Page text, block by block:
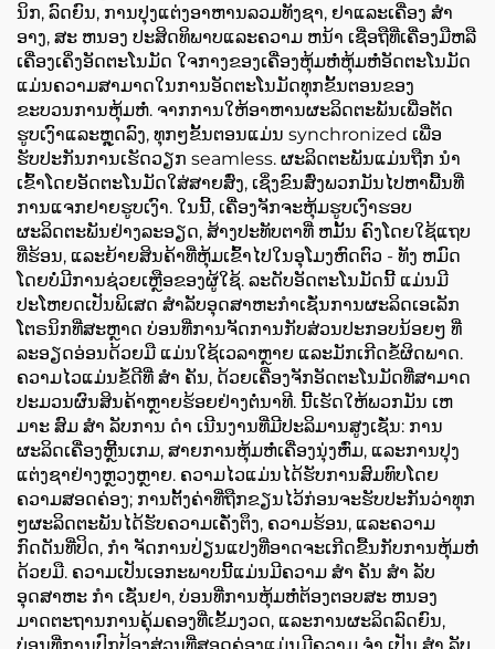
ນິກ, ລົດຍົນ, ການປຸງແຕ່ງອາຫານລວມທັງຊາ, ຢາແລະເຄື່ອງ ສໍາ
ອາງ, ສະ ຫນອງ ປະສິດທິພາບແລະຄວາມ ຫນ້າ ເຊື່ອຖືທີ່ເຄື່ອງມືຫລື
ເຄື່ອງເຄິ່ງອັດຕະໂນມັດ ໃຈກາງຂອງເຄື່ອງຫຸ້ມຫໍ່ຫຸ້ມຫໍ່ອັດຕະໂນມັດ
ແມ່ນຄວາມສາມາດໃນການອັດຕະໂນມັດທຸກຂັ້ນຕອນຂອງ
ຂະບວນການຫຸ້ມຫໍ່. ຈາກການໃຫ້ອາຫານຜະລິດຕະພັນເພື່ອຕັດ
ຮູບເງົາແລະຫຼຸດລົງ, ທຸກໆຂັ້ນຕອນແມ່ນ synchronized ເພື່ອ
ຮັບປະກັນການເຮັດວຽກ seamless. ຜະລິດຕະພັນແມ່ນຖືກ ນໍາ
ເຂົ້າໂດຍອັດຕະໂນມັດໃສ່ສາຍສົ່ງ, ເຊິ່ງຂົນສົ່ງພວກມັນໄປຫາພື້ນທີ່
ການແຈກຢາຍຮູບເງົາ. ໃນນີ້, ເຄື່ອງຈັກຈະຫຸ້ມຮູບເງົາຮອບ
ຜະລິດຕະພັນຢ່າງລະອຽດ, ສ້າງປະທັບຕາທີ່ ຫມັ້ນ ຄົງໂດຍໃຊ້ແຖບ
ທີ່ຮ້ອນ, ແລະຍ້າຍສິນຄ້າທີ່ຫຸ້ມເຂົ້າໄປໃນອຸໂມງຫົດຕົວ - ທັງ ຫມົດ
ໂດຍບໍ່ມີການຊ່ວຍເຫຼືອຂອງຜູ້ໃຊ້. ລະດັບອັດຕະໂນມັດນີ້ ແມ່ນມີ
ປະໂຫຍດເປັນພິເສດ ສໍາລັບອຸດສາຫະກໍາເຊັ່ນການຜະລິດເອເລັກ
ໂຕຣນິກທີ່ສະຫຼາດ ບ່ອນທີ່ການຈັດການກັບສ່ວນປະກອບນ້ອຍໆ ທີ່
ລະອຽດອ່ອນດ້ວຍມື ແມ່ນໃຊ້ເວລາຫຼາຍ ແລະມັກເກີດຂໍ້ຜິດພາດ.
ຄວາມໄວແມ່ນຂໍ້ດີທີ່ ສໍາ ຄັນ, ດ້ວຍເຄື່ອງຈັກອັດຕະໂນມັດທີ່ສາມາດ
ປະມວນຜົນສິນຄ້າຫຼາຍຮ້ອຍຢ່າງຕໍ່ນາທີ. ນີ້ເຮັດໃຫ້ພວກມັນ ເຫ
ມາະ ສົມ ສໍາ ລັບການ ດໍາ ເນີນງານທີ່ມີປະລິມານສູງເຊັ່ນ: ການ
ຜະລິດເຄື່ອງຫຼີ້ນເກມ, ສາຍການຫຸ້ມຫໍ່ເຄື່ອງນຸ່ງຫົ່ມ, ແລະການປຸງ
ແຕ່ງຊາຢ່າງຫຼວງຫຼາຍ. ຄວາມໄວແມ່ນໄດ້ຮັບການສົມທົບໂດຍ
ຄວາມສອດຄ່ອງ; ການຕັ້ງຄ່າທີ່ຖືກຂຽນໄວ້ກ່ອນຈະຮັບປະກັນວ່າທຸກ
ໆຜະລິດຕະພັນໄດ້ຮັບຄວາມເຄັ່ງຕຶງ, ຄວາມຮ້ອນ, ແລະຄວາມ
ກົດດັນທີ່ປິດ, ກໍາ ຈັດການປ່ຽນແປງທີ່ອາດຈະເກີດຂື້ນກັບການຫຸ້ມຫໍ່
ດ້ວຍມື. ຄວາມເປັນເອກະພາບນີ້ແມ່ນມີຄວາມ ສໍາ ຄັນ ສໍາ ລັບ
ອຸດສາຫະ ກໍາ ເຊັ່ນຢາ, ບ່ອນທີ່ການຫຸ້ມຫໍ່ຕ້ອງຕອບສະ ຫນອງ
ມາດຕະຖານການຄຸ້ມຄອງທີ່ເຂັ້ມງວດ, ແລະການຜະລິດລົດຍົນ,